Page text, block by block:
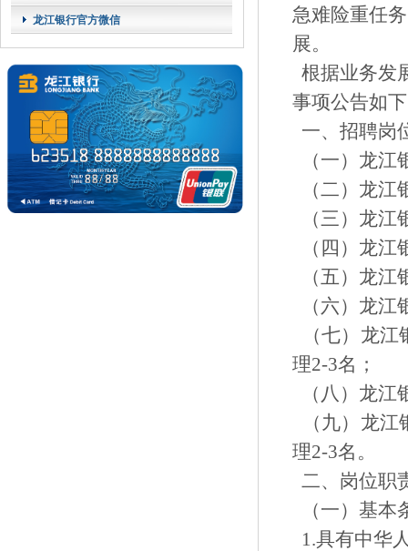
龙江银行官方微信
急难险重任
展。
根据业务发
事项公告如
一、招聘岗
（一）龙江
（二）龙江
（三）龙江
（四）龙江
（五）龙江
（六）龙江
（七）龙江
理2-3名；
（八）龙江
（九）龙江
理2-3名。
二、岗位职
（一）基本
1.具有中华